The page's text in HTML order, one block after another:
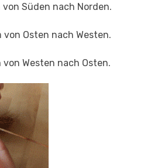
von Süden nach Norden.
von Osten nach Westen.
von Westen nach Osten.